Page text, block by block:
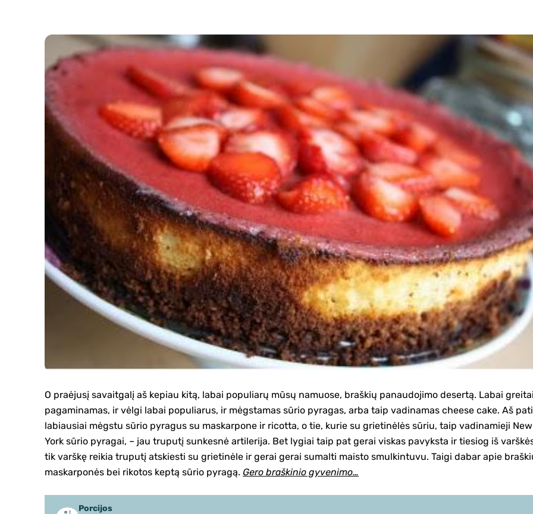
O praėjusį savaitgalį aš kepiau kitą, labai populiarų mūsų namuose, braškių panaudojimo desertą. Labai greitai
pagaminamas, ir vėlgi labai populiarus, ir mėgstamas sūrio pyragas, arba taip vadinamas cheese cake. Aš pati
labiausiai mėgstu sūrio pyragus su maskarpone ir ricotta, o tie, kurie su grietinėlės sūriu, taip vadinamieji New
York sūrio pyragai, – jau truputį sunkesnė artilerija. Bet lygiai taip pat gerai viskas pavyksta ir tiesiog iš
tik varškę reikia truputį atskiesti su grietinėle ir gerai gerai sumalti maisto smulkintuvu. Taigi dabar apie
maskarponės bei rikotos keptą sūrio pyragą. Gero braškinio gyvenimo…
Porcijos